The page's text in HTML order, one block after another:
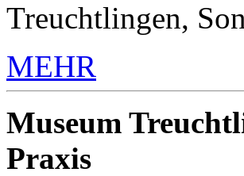
Treuchtlingen,
MEHR
Museum
Praxis